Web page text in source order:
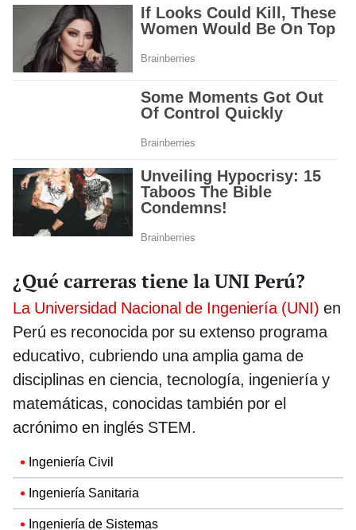
¿Qué carreras tiene la UNI Perú?
La Universidad Nacional de Ingeniería (UNI) en
Perú es reconocida por su extenso programa
educativo, cubriendo una amplia gama de
disciplinas en ciencia, tecnología, ingeniería y
matemáticas, conocidas también por el
acrónimo en inglés STEM.
Ingeniería Civil
Ingeniería Sanitaria
Ingeniería de Sistemas